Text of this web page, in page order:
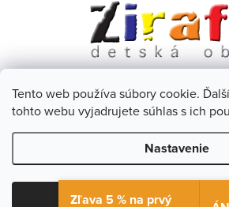
Tento web používa súbory cookie.
tohto webu vyjadrujete súhlas s ich
Nastavenie
Dětská obuv Žirafa - CZ
Copyright 2026Žirafa Detská obuv.
Zľava 5 % na prvý